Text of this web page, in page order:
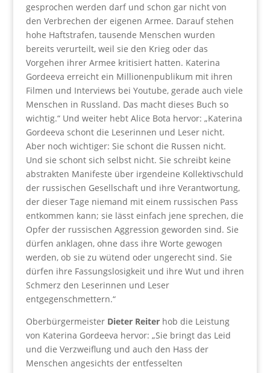
gesprochen werden darf und schon gar nicht von
den Verbrechen der eigenen Armee. Darauf stehen
hohe Haftstrafen, tausende Menschen wurden
bereits verurteilt, weil sie den Krieg oder das
Vorgehen ihrer Armee kritisiert hatten. Katerina
Gordeeva erreicht ein Millionenpublikum mit ihren
Filmen und Interviews bei Youtube, gerade auch viele
Menschen in Russland. Das macht dieses Buch so
wichtig.“ Und weiter hebt Alice Bota hervor: „Katerina
Gordeeva schont die Leserinnen und Leser nicht.
Aber noch wichtiger: Sie schont die Russen nicht.
Und sie schont sich selbst nicht. Sie schreibt keine
abstrakten Manifeste über irgendeine Kollektivschuld
der russischen Gesellschaft und ihre Verantwortung,
der dieser Tage niemand mit einem russischen Pass
entkommen kann; sie lässt einfach jene sprechen, die
Opfer der russischen Aggression geworden sind. Sie
dürfen anklagen, ohne dass ihre Worte gewogen
werden, ob sie zu wütend oder ungerecht sind. Sie
dürfen ihre Fassungslosigkeit und ihre Wut und ihren
Schmerz den Leserinnen und Leser
entgegenschmettern.“
Oberbürgermeister Dieter Reiterhob die Leistung
von Katerina Gordeeva hervor: „Sie bringt das Leid
und die Verzweiflung und auch den Hass der
Menschen angesichts der entfesselten